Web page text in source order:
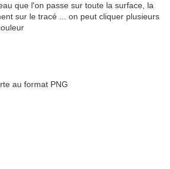
que l'on passe sur toute la surface, la
sur le tracé ... on peut cliquer plusieurs
au format PNG